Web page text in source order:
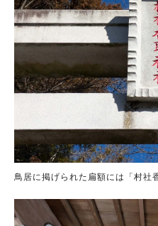
鳥居に掲げられた扁額には「村社